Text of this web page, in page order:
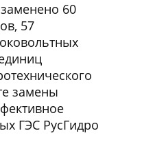
60
57
замены
ГЭС РусГидро